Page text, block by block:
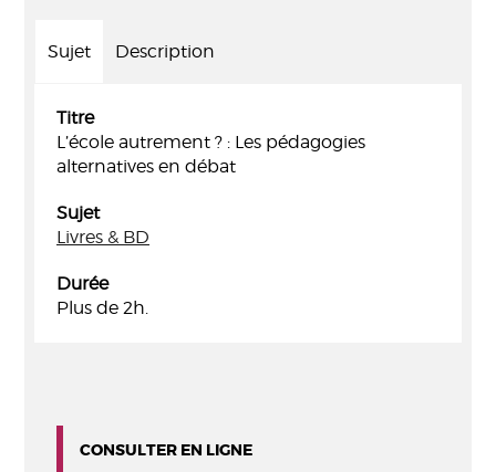
Sujet Description
Titre
L’école autrement ? : Les pédagogies
alternatives en débat
Sujet
Livres & BD
Durée
Plus de 2h.
CONSULTER EN LIGNE